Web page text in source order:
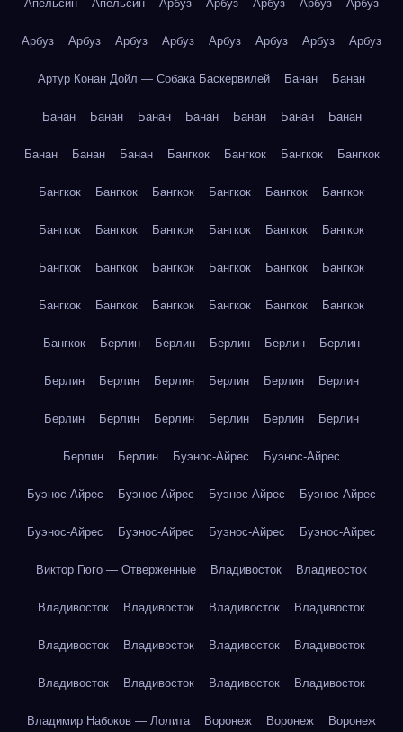
Апельсин Апельсин Арбуз Арбуз Арбуз Арбуз Арбуз
Арбуз Арбуз Арбуз Арбуз Арбуз Арбуз Арбуз Арбуз
Артур Конан Дойл — Собака Баскервилей Банан Банан
Банан Банан Банан Банан Банан Банан Банан
Банан Банан Банан Бангкок Бангкок Бангкок Бангкок
Бангкок Бангкок Бангкок Бангкок Бангкок Бангкок
Бангкок Бангкок Бангкок Бангкок Бангкок Бангкок
Бангкок Бангкок Бангкок Бангкок Бангкок Бангкок
Бангкок Бангкок Бангкок Бангкок Бангкок Бангкок
Бангкок Берлин Берлин Берлин Берлин Берлин
Берлин Берлин Берлин Берлин Берлин Берлин
Берлин Берлин Берлин Берлин Берлин Берлин
Берлин Берлин Буэнос-Айрес Буэнос-Айрес
Буэнос-Айрес Буэнос-Айрес Буэнос-Айрес Буэнос-Айрес
Буэнос-Айрес Буэнос-Айрес Буэнос-Айрес Буэнос-Айрес
Виктор Гюго — Отверженные Владивосток Владивосток
Владивосток Владивосток Владивосток Владивосток
Владивосток Владивосток Владивосток Владивосток
Владивосток Владивосток Владивосток Владивосток
Владимир Набоков — Лолита Воронеж Воронеж Воронеж